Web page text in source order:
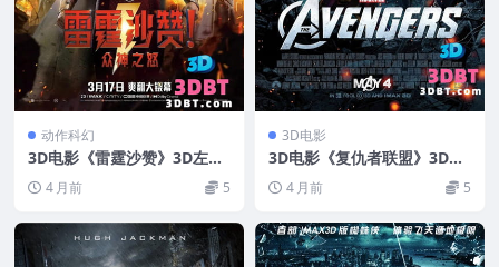
动作科幻
3D电影《雷霆沙赞》3D左右
格式 高清网盘 下载 VR3D版
电影4 月前 5
3D电影
3D电影《复仇者联盟》3D左
右格式 高清蓝光 网盘+迅雷
下载4 月前 5